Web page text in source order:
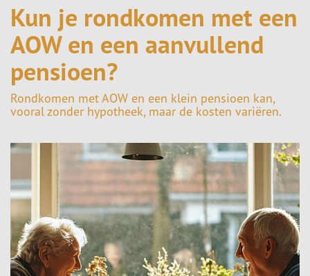
Kun je rondkomen met een
AOW en een aanvullend
pensioen?
Rondkomen met AOW en een klein pensioen kan,
vooral zonder hypotheek, maar de kosten variëren.